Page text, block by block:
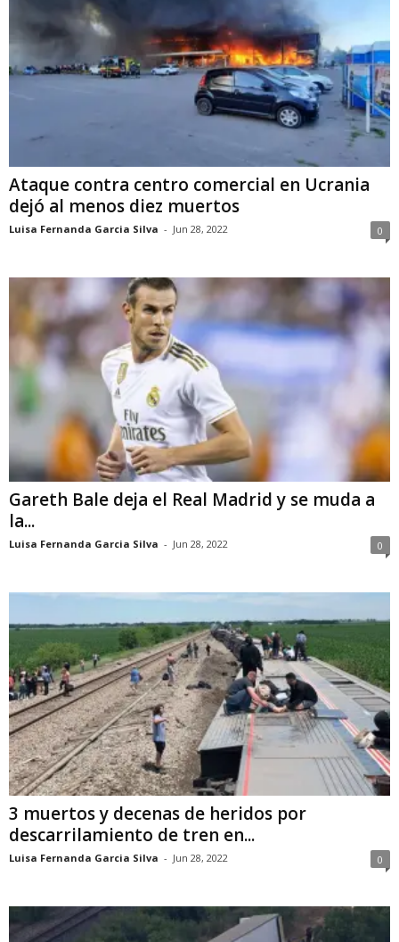
Ataque contra centro comercial en Ucrania
dejó al menos diez muertos
Luisa Fernanda Garcia Silva - Jun 28, 2022 0
Gareth Bale deja el Real Madrid y se muda a
la...
Luisa Fernanda Garcia Silva - Jun 28, 2022 0
3 muertos y decenas de heridos por
descarrilamiento de tren en...
Luisa Fernanda Garcia Silva - Jun 28, 2022 0